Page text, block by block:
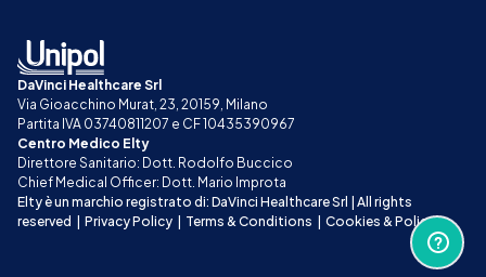
DaVinci Healthcare Srl
Via Gioacchino Murat, 23, 20159, Milano
Partita IVA 03740811207 e CF 10435390967
Centro Medico Elty
Direttore Sanitario: Dott. Rodolfo Buccico
Chief Medical Officer: Dott. Mario Improta
Elty è un marchio registrato di: DaVinci Healthcare Srl | All rights
reserved | Privacy Policy | Terms & Conditions | Cookies & Policy